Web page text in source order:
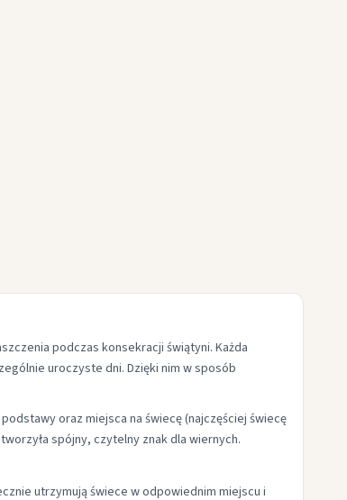
podczas konsekracji świątyni. Każda
uroczyste dni. Dzięki nim w sposób
oraz miejsca na świecę (najczęściej świecę
spójny, czytelny znak dla wiernych.
utrzymują świece w odpowiednim miejscu i